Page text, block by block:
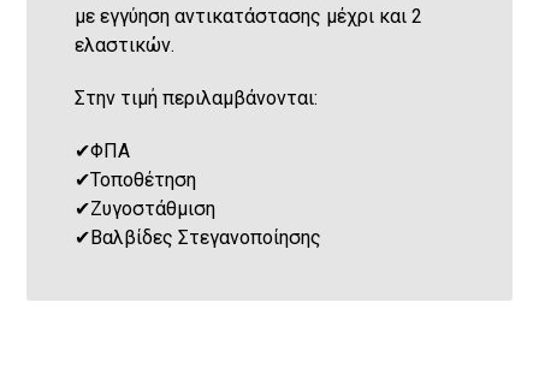
με εγγύηση αντικατάστασης μέχρι και 2
ελαστικών.
Στην τιμή περιλαμβάνονται:
✔ΦΠΑ
✔Τοποθέτηση
✔Ζυγοστάθμιση
✔Βαλβίδες Στεγανοποίησης